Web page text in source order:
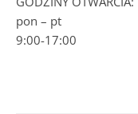
pon – pt
9:00-17:00